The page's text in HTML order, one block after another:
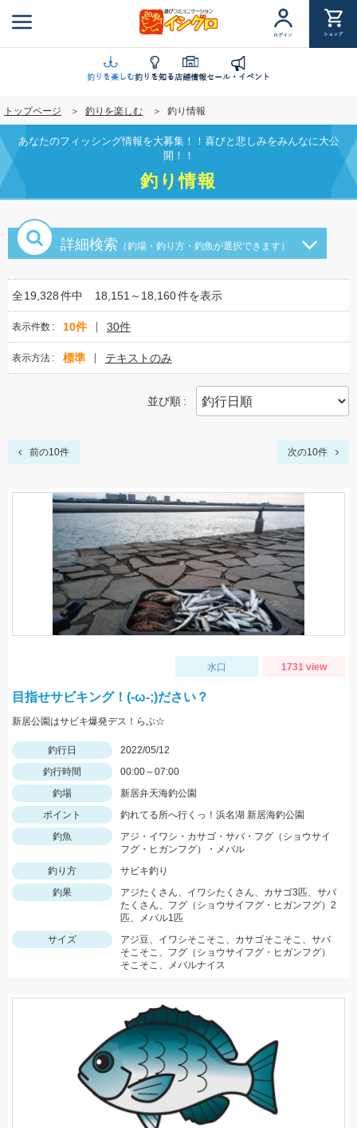
ン
に
移
動
ログイン ショップ
釣りを楽しむ釣りを知る店舗情報セール・イベント
トップページ 釣りを楽しむ 釣り情報
あなたのフィッシング情報を大募集！！喜びと悲しみをみんなに大公
開！！
釣り情報
詳細検索 （釣場・釣り方・釣魚が選択できます）
全19,328件中 18,151～18,160件を表示
表示件数 10件 30件
表示方法 標準 テキストのみ
並び順
前の10件 次の10件
水口 1731 view
目指せサビキング！(-ω-;)ださい？
新居公園はサビキ爆発デス！らぶ☆
釣行日
2022/05/12
釣行時間
00:00～07:00
釣場
新居弁天海釣公園
ポイント
釣れてる所へ行くっ！浜名湖 新居海釣公園
釣魚
アジ・イワシ・カサゴ・サバ・フグ（ショウサイ
フグ・ヒガンフグ）・メバル
釣り方
サビキ釣り
釣果
アジたくさん、イワシたくさん、カサゴ3匹、サバ
たくさん、フグ（ショウサイフグ・ヒガンフグ）2
匹、メバル1匹
サイズ
アジ豆、イワシそこそこ、カサゴそこそこ、サバ
そこそこ、フグ（ショウサイフグ・ヒガンフグ）
そこそこ、メバルナイス